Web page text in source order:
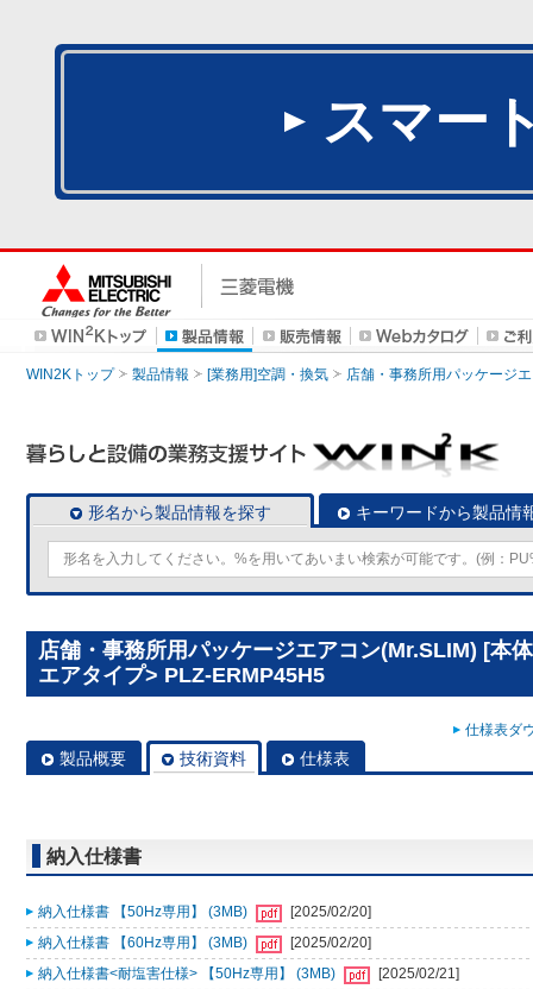
スマー
WIN2Kトップ 製品情報 [業務用]空調・換気 店舗・事務所用パッケージ
形名から製品情報を探す キーワードから製品情
店舗・事務所用パッケージエアコン(Mr.SLIM) [本
エアタイプ> PLZ-ERMP45H5
仕様表ダ
製品概要 技術資料 仕様表
納入仕様書
納入仕様書 【50Hz専用】 (3MB)
[2025/02/20]
納入仕様書 【60Hz専用】 (3MB)
[2025/02/20]
納入仕様書<耐塩害仕様> 【50Hz専用】 (3MB)
[2025/02/21]